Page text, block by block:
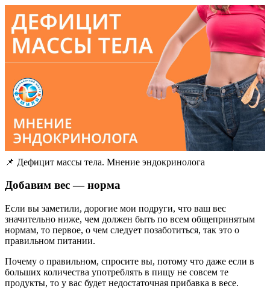
📌 Дефицит массы тела. Мнение эндокринолога
Добавим вес — норма
Если вы заметили, дорогие мои подруги, что ваш вес
значительно ниже, чем должен быть по всем общепринятым
нормам, то первое, о чем следует позаботиться, так это о
правильном питании.
Почему о правильном, спросите вы, потому что даже если в
больших количества употреблять в пищу не совсем те
продукты, то у вас будет недостаточная прибавка в весе.